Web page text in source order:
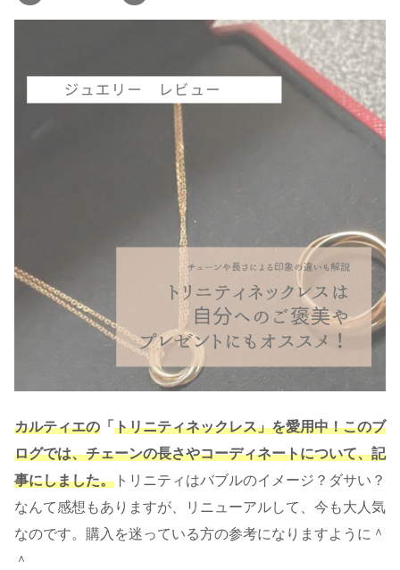
カルティエの 「 トリニティネックレス」を愛用中！このブ
ログでは、チェーンの長さやコーディネートについて、記
事にしました。 トリニティはバブルのイメージ？ダサい？
なんて感想もありますが、リニューアルして、今も大人気
なのです。購入を迷っている方の参考になりますように＾
＾